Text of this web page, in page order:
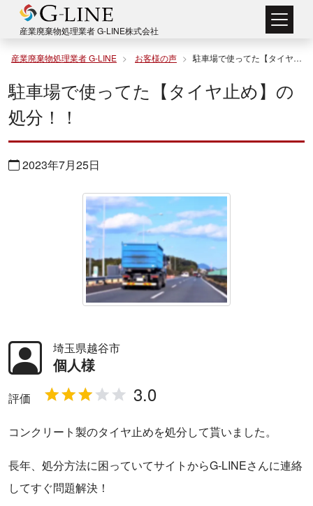
ツ
へ
ス
キ
産業廃棄物処理業者 G-LINE株式会社
産業廃棄物処理業者 G-LINE お客様の声 駐車場で使ってた【タイヤ止め】の処分！！
駐車場で使ってた【タイヤ止め】の
処分！！
2023年7月25日
埼玉県越谷市
個人様
評価
コンクリート製のタイヤ止めを処分して貰いました。
長年、処分方法に困っていてサイトからG-LINEさんに連絡
してすぐ問題解決！